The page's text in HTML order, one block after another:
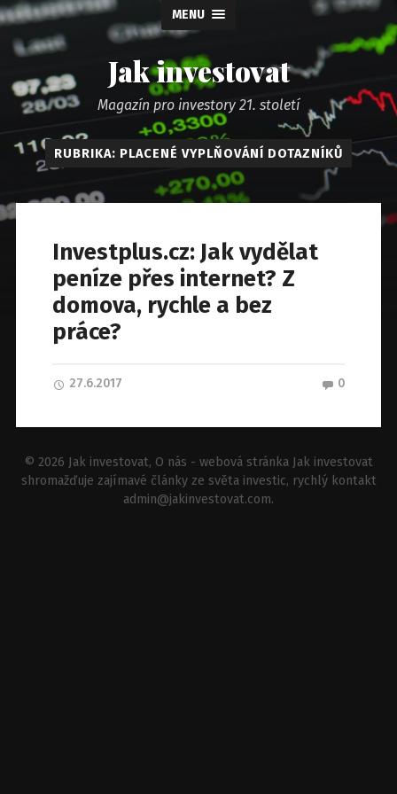
MENU
Jak investovat
Magazín pro investory 21. století
RUBRIKA: PLACENÉ VYPLŇOVÁNÍ DOTAZNÍKŮ
Investplus.cz: Jak vydělat
peníze přes internet? Z
domova, rychle a bez
práce?
27.6.2017 0
© 2026 Jak investovat, O nás - webová stránka Jak investovat
shromažďuje zajímavé články ze světa investic, rychlý kontakt
admin@jakinvestovat.com.